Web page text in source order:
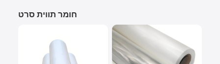
חומר תווית סרט